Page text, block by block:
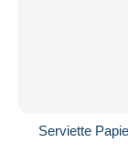
Serviette